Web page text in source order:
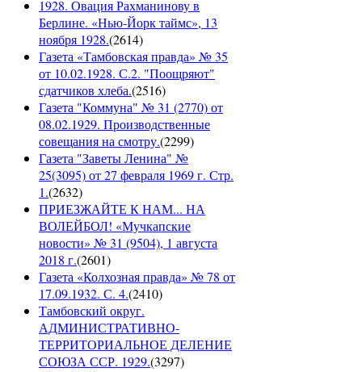
1928. Овация Рахманинову в
Берлине. «Нью-Йорк таймс», 13
ноября 1928.(2614)
Газета «Тамбовская правда» № 35
от 10.02.1928. С.2. "Поощряют"
сдатчиков хлеба.(2516)
Газета "Коммуна" № 31 (2770) от
08.02.1929. Производственные
совещания на смотру.(2299)
Газета "Заветы Ленина" №
25(3095) от 27 февраля 1969 г. Стр.
1.(2632)
ПРИЕЗЖАЙТЕ К НАМ... НА
ВОЛЕЙБОЛ! «Мучкапские
новости» № 31 (9504), 1 августа
2018 г.(2601)
Газета «Колхозная правда» № 78 от
17.09.1932. С. 4.(2410)
Тамбовский округ.
АДМИНИСТРАТИВНО-
ТЕРРИТОРИАЛЬНОЕ ДЕЛЕНИЕ
СОЮЗА ССР. 1929.(3297)